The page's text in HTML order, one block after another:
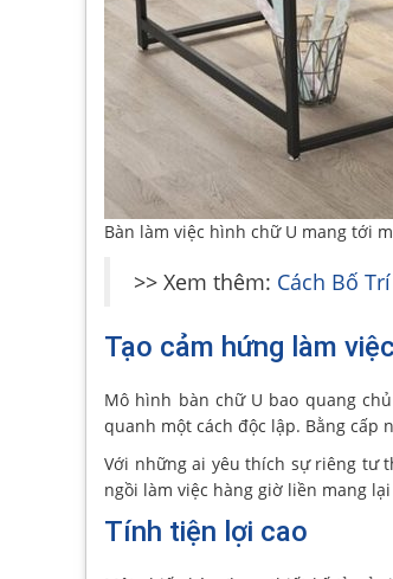
Bàn làm việc hình chữ U mang tới
>> Xem thêm: Cách Bố
Tạo cảm hứng làm việc
Mô hình bàn chữ U bao quang
quanh một cách độc lập. Bằng cấp
Với những ai yêu thích sự riêng tư
ngồi làm việc hàng giờ liền mang
Tính tiện lợi cao